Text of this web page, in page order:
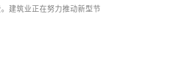
建筑业正在努力推动新型节